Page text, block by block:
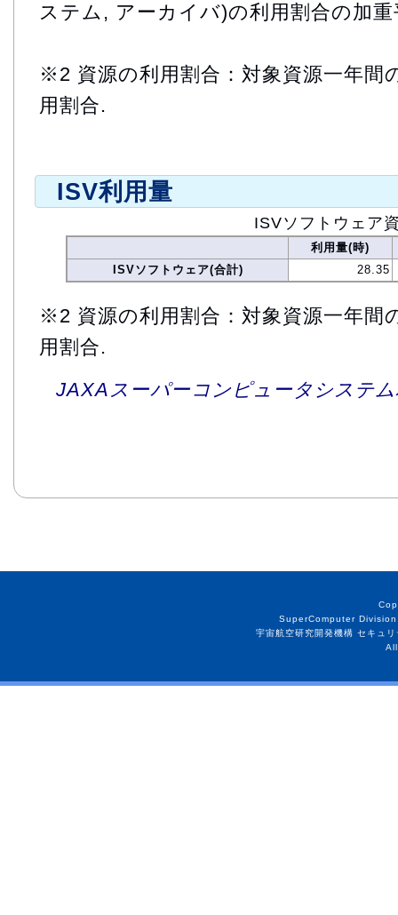
ステム, アーカイバ)の利用割合の加重
※2 資源の利用割合：対象資源一年間
用割合.
ISV利用量
ISVソフトウェア
利用量(時)
ISVソフトウェア(合計)
28.35
※2 資源の利用割合：対象資源一年間
用割合.
JAXAスーパーコンピュータシステ
SuperComputer
宇宙航空研究開発機構 セキュ